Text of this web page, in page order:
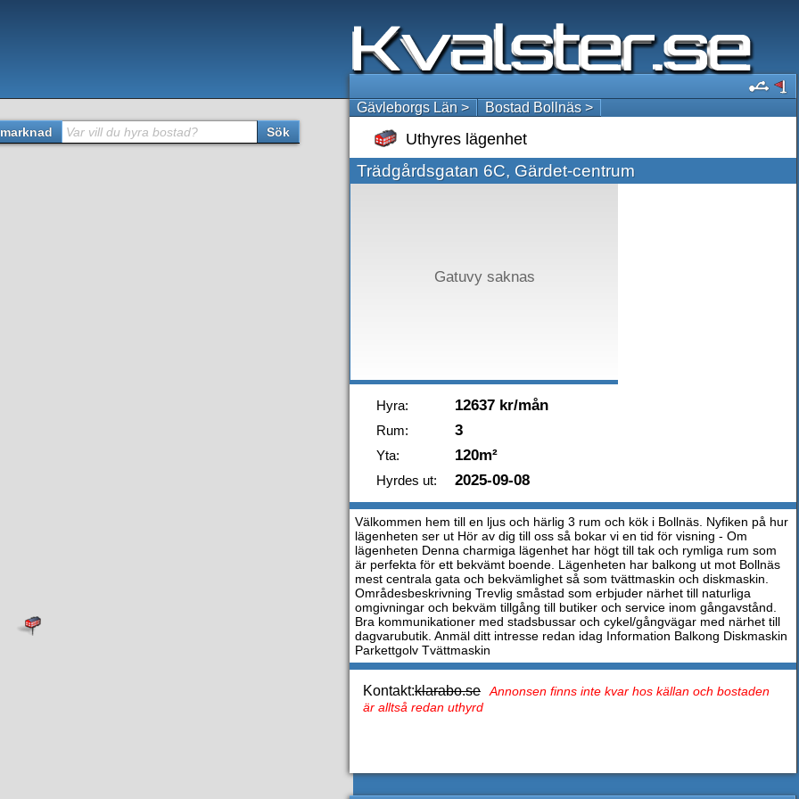
Gävleborgs Län > Bostad Bollnäs >
Uthyres lägenhet
Trädgårdsgatan 6C, Gärdet-centrum
Gatuvy saknas
Hyra: 12637 kr/mån
Rum: 3
Yta: 120m²
Hyrdes ut: 2025-09-08
Välkommen hem till en ljus och härlig 3 rum och kök i Bollnäs. Nyfiken på hur
lägenheten ser ut Hör av dig till oss så bokar vi en tid för visning - Om
lägenheten Denna charmiga lägenhet har högt till tak och rymliga rum som
är perfekta för ett bekvämt boende. Lägenheten har balkong ut mot Bollnäs
mest centrala gata och bekvämlighet så som tvättmaskin och diskmaskin.
Områdesbeskrivning Trevlig småstad som erbjuder närhet till naturliga
omgivningar och bekväm tillgång till butiker och service inom gångavstånd.
Bra kommunikationer med stadsbussar och cykel/gångvägar med närhet till
dagvarubutik. Anmäl ditt intresse redan idag Information Balkong Diskmaskin
Parkettgolv Tvättmaskin
Kontakt:klarabo.se
Annonsen finns inte kvar hos källan och bostaden
är alltså redan uthyrd
Var vill du hyra bostad? Sök